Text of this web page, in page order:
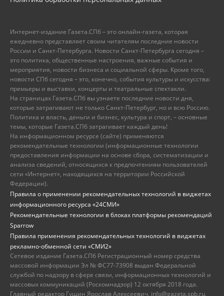
Интернет-издание Газета.СПб – это онлайн-газета, которая
ежедневно представляет своим читателям последние новости
России и Санкт-Петербурга. Новости Санкт-Петербурга сегодня –
это политика, общественные настроения, важные события и
мероприятия, новости бизнеса и социальной сферы. Кроме того,
новости СПб сегодня – это, конечно, события культуры и искусства:
премьеры и выставки, концерты и театральные спектакли.
На страницах Газета.СПб вы узнаете последние новости дня,
которые затрагивают не только Санкт-Петербург, но и всю Россию.
Политика и власть, деньги и бизнес, культура и спорт, – основные
темы, которые Газета.СПб затрагивает каждый день!
На информационном ресурсе (сайте) применяются
рекомендательные технологии (информационные технологии
предоставления информации на основе сбора, систематизации и
анализа сведений, относящихся к предпочтениям пользователей
сети «Интернет», находящихся на территории Российской
Федерации).
Правила о применении рекомендательных технологий в виджетах
информационного ресурса «24СМИ»
Рекомендательные технологии в блоках платформы рекомендаций
Sparrow
Правила применения рекомендательных технологий в виджетах
рекламно-обменной сети «СМИ2»
Сетевое издание Газета.СПб Регистрационный номер средства
массовой информации Эл № ФС77-73908 выдан Федеральной
службой по надзору в сфере связи, информационных технологий и
массовых коммуникаций (Роскомнадзор) 12 октября 2018 года.
Главный редактор Гущин Ярослав Алексеевич, info@gazeta.spb.ru,